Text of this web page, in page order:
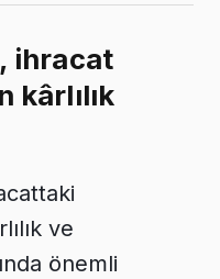
ihracat
kârlılık
ve
önemli